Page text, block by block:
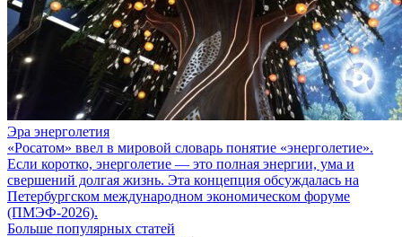
Эра энерголетия
«Росатом» ввел в мировой словарь понятие «энерголетие».
Если коротко, энерголетие — это полная энергии, ума и
свершений долгая жизнь. Эта концепция обсуждалась на
Петербургском международном экономическом форуме
(ПМЭФ-2026).
Больше популярных статей